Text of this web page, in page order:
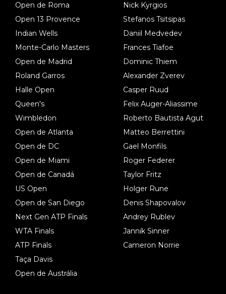
Open de Roma
Open 13 Provence
Indian Wells
Monte-Carlo Masters
Open de Madrid
Roland Garros
Halle Open
Queen's
Wimbledon
Open de Atlanta
Open de DC
Open de Miami
Open de Canadá
US Open
Open de San Diego
Next Gen ATP Finals
WTA Finals
ATP Finals
Taça Davis
Open de Austrália
Nick Kyrgios
Stefanos Tsitsipas
Daniil Medvedev
Frances Tiafoe
Dominic Thiem
Alexander Zverev
Casper Ruud
Felix Auger-Aliassime
Roberto Bautista Agut
Matteo Berrettini
Gael Monfils
Roger Federer
Taylor Fritz
Holger Rune
Denis Shapovalov
Andrey Rublev
Jannik Sinner
Cameron Norrie